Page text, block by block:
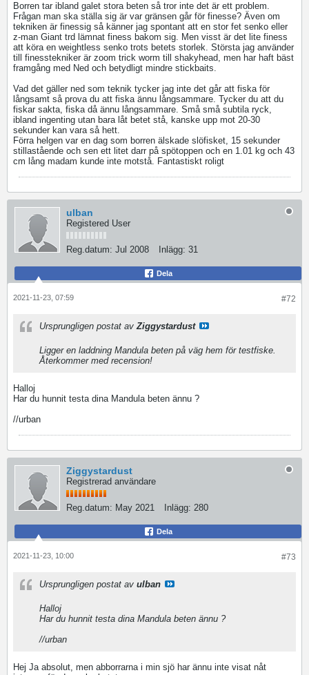
Borren tar ibland galet stora beten så tror inte det är ett problem.
Frågan man ska ställa sig är var gränsen går för finesse? Även om
tekniken är finessig så känner jag spontant att en stor fet senko eller
z-man Giant trd lämnat finess bakom sig. Men visst är det lite finess
att köra en weightless senko trots betets storlek. Största jag använder
till finesstekniker är zoom trick worm till shakyhead, men har haft bäst
framgång med Ned och betydligt mindre stickbaits.
Vad det gäller ned som teknik tycker jag inte det går att fiska för
långsamt så prova du att fiska ännu långsammare. Tycker du att du
fiskar sakta, fiska då ännu långsammare. Små små subtila ryck,
ibland ingenting utan bara låt betet stå, kanske upp mot 20-30
sekunder kan vara så hett.
Förra helgen var en dag som borren älskade slöfisket, 15 sekunder
stillastående och sen ett litet darr på spötoppen och en 1.01 kg och 43
cm lång madam kunde inte motstå. Fantastiskt roligt
ulban
Registered User
Reg.datum: Jul 2008 Inlägg: 31
Dela
#72
2021-11-23, 07:59
Ursprungligen postat avZiggystardust
Ligger en laddning Mandula beten på väg hem för testfiske.
Återkommer med recension!
Halloj
Har du hunnit testa dina Mandula beten ännu ?
//urban
Ziggystardust
Registrerad användare
Reg.datum: May 2021 Inlägg: 280
Dela
#73
2021-11-23, 10:00
Ursprungligen postat av ulban
Halloj
Har du hunnit testa dina Mandula beten ännu ?
//urban
Hej Ja absolut, men abborrarna i min sjö har ännu inte visat nåt